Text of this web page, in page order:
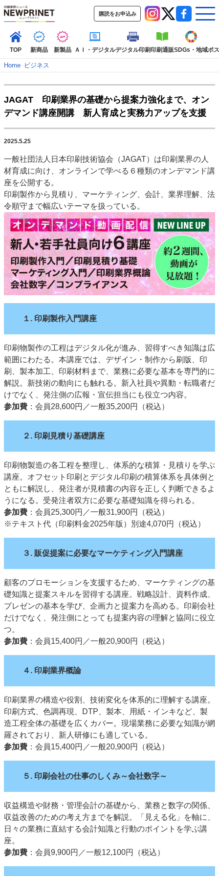
購読をお申込み
TOP 新商品 新製品 ＡＩ・デジタルデジタル印刷印刷通販SDGs・地域ポ
TOP
新着記事 特集記事
動画コンテンツ
インタビュー
コレクション
SDGs・地域
ポストプレス ビジネス イベント 信用情報
業界
市場・統計
人事・移転・異動・訃報
特集記事カテゴリー一覧
2022 見える化・MIS特集
特集・デジタル印刷 アイデアで勝負！ ～多様なビジネス・多彩な商材～
JAPAN PACK 2023 特集
中古印刷機・製本機特集
2022 検査・校正特集
特集・デジタル印刷 ～ 新成長軌道を描く
案内
発刊案内
JFPI印刷用語集 印刷機材年鑑
Home–ビジネス
JAGAT 印刷業界の基礎から提案力強化まで、オン
デマンド講座開講 新人育成と実務力アップを支援
2025.5.25
一般社団法人日本印刷技術協会（JAGAT）は印刷業界の人
材育成に向け、オンラインで学べる６種類のオンデマンド講
座を公開する。
印刷製作から見積り、マーケティング、会計、業界理解、法
令順守まで幅広いテーマを扱っている。
１. 印刷製作入門講座
印刷物製作の工程はデジタル化が進み、習得すべき知識は広
範囲にわたる。本講座では、デザイン・制作から刷版、印
刷、製本加工、印刷材料まで、業務に必要な基本を専門的に
解説。新技術の動向にも触れる。新入社員や異動・転職者だ
けでなく、発注側の広報・宣伝担当にも役立つ内容。
参加費 ：会員28,600円／一般35,200円（税込）
２. 印刷見積り基礎講座
印刷物製造の各工程を整理し、体系的な積算・見積りを学ぶ
講座。オフセット印刷とデジタル印刷の積算体系を具体例と
ともに解説し、発注者が見積書の内容を正しく判断できるよ
うになる。受発注者双方に必要な基礎知識を得られる。
参加費 ：会員25,300円／一般31,900円（税込）
※テキスト代（印刷料金2025年版）別途4,070円（税込）
３. 販促提案に必要なマーケティング入門講座
顧客のプロモーションを支援するため、マーケティングの基
礎知識と提案スキルを習得する講座。戦略設計、資料作成、
プレゼンの基本を学び、企画力と提案力を高める。印刷会社
だけでなく、発注側にとっても提案内容の理解と協同に役立
つ。
参加費 ：会員15,400円／一般20,900円（税込）
４. 印刷業界概論
印刷業界の構造や役割、技術変化を体系的に理解する講座。
印刷方式、色調再現、DTP、製本、用紙・インキなど、製
造工程全体の基礎を広くカバー。現場業務に必要な知識が網
羅されており、新人研修にも適している。
参加費 ：会員15,400円／一般20,900円（税込）
５. 印刷会社の仕事のしくみ～会社数字～
収益構造や財務・管理会計の基礎から、業務と数字の関係、
収益改善のための考え方までを解説。「見える化」を軸に、
日々の業務に直結する会計知識と行動のポイントを学ぶ講
座。
参加費 ：会員9,900円／一般12,100円（税込）